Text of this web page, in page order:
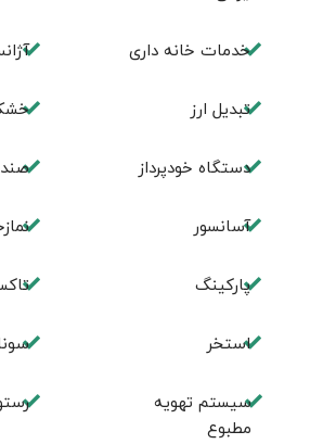
خدمات خانه داری
تبديل ارز
دستگاه خودپرداز
آسانسور
پارکینگ
استخر
سیستم تهویه
مطبوع